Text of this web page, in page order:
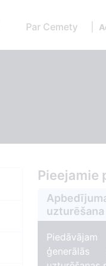
Par Cemety
Pieejamie
uzturēšana